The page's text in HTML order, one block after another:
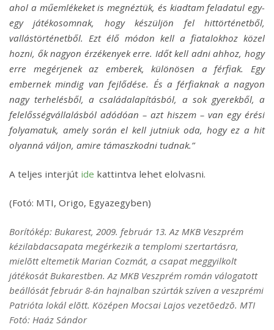
ahol a műemlékeket is megnéztük, és kiadtam feladatul egy-
egy játékosomnak, hogy készüljön fel hittörténetből,
vallástörténetből. Ezt élő módon kell a fiatalokhoz közel
hozni, ők nagyon érzékenyek erre. Időt kell adni ahhoz, hogy
erre megérjenek az emberek, különösen a férfiak. Egy
embernek mindig van fejlődése. És a férfiaknak a nagyon
nagy terhelésből, a családalapításból, a sok gyerekből, a
felelősségvállalásból adódóan – azt hiszem – van egy érési
folyamatuk, amely során el kell jutniuk oda, hogy ez a hit
olyanná váljon, amire támaszkodni tudnak.”
A teljes interjút ide kattintva lehet elolvasni.
(Fotó: MTI, Origo, Egyazegyben)
Borítókép: Bukarest, 2009. február 13. Az MKB Veszprém
kézilabdacsapata megérkezik a templomi szertartásra,
mielõtt eltemetik Marian Cozmát, a csapat meggyilkolt
játékosát Bukarestben. Az MKB Veszprém román válogatott
beállósát február 8-án hajnalban szúrták szíven a veszprémi
Patrióta lokál elõtt. Középen Mocsai Lajos vezetõedzõ. MTI
Fotó: Haáz Sándor